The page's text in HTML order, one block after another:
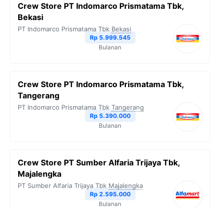
Crew Store PT Indomarco Prismatama Tbk,
Bekasi
PT Indomarco Prismatama Tbk Bekasi
Rp 5.999.545
Bulanan
Crew Store PT Indomarco Prismatama Tbk,
Tangerang
PT Indomarco Prismatama Tbk Tangerang
Rp 5.390.000
Bulanan
Crew Store PT Sumber Alfaria Trijaya Tbk,
Majalengka
PT Sumber Alfaria Trijaya Tbk Majalengka
Rp 2.595.000
Bulanan